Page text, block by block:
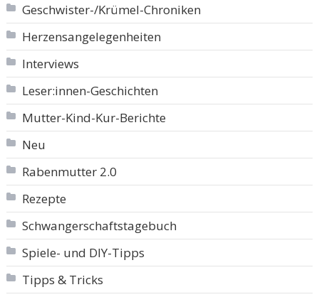
Geschwister-/Krümel-Chroniken
Herzensangelegenheiten
Interviews
Leser:innen-Geschichten
Mutter-Kind-Kur-Berichte
Neu
Rabenmutter 2.0
Rezepte
Schwangerschaftstagebuch
Spiele- und DIY-Tipps
Tipps & Tricks